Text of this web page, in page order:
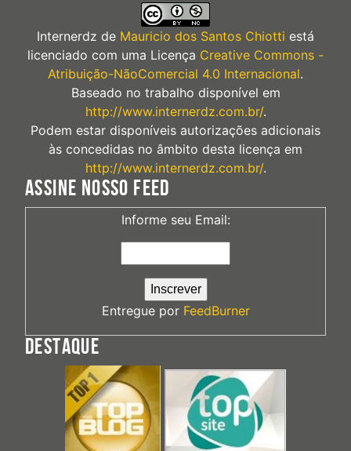
Internerdz de Mauricio dos Santos Chiotti está
licenciado com uma Licença Creative Commons -
Atribuição-NãoComercial 4.0 Internacional.
Baseado no trabalho disponível em
http://www.internerdz.com.br/.
Podem estar disponíveis autorizações adicionais
às concedidas no âmbito desta licença em
http://www.internerdz.com.br/.
ASSINE NOSSO FEED
Informe seu Email:
Entregue por FeedBurner
DESTAQUE